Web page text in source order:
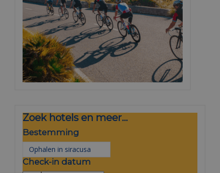
Zoek hotels en meer...
Bestemming
Check-in datum